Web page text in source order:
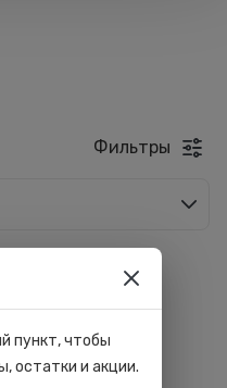
Фильтры
пункт, чтобы
остатки и акции.